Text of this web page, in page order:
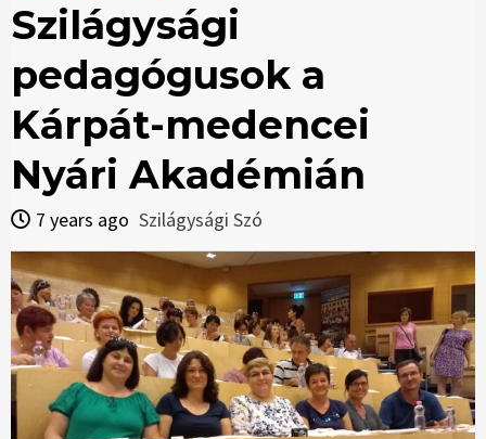
Szilágysági
pedagógusok a
Kárpát-medencei
Nyári Akadémián
7 years ago Szilágysági Szó